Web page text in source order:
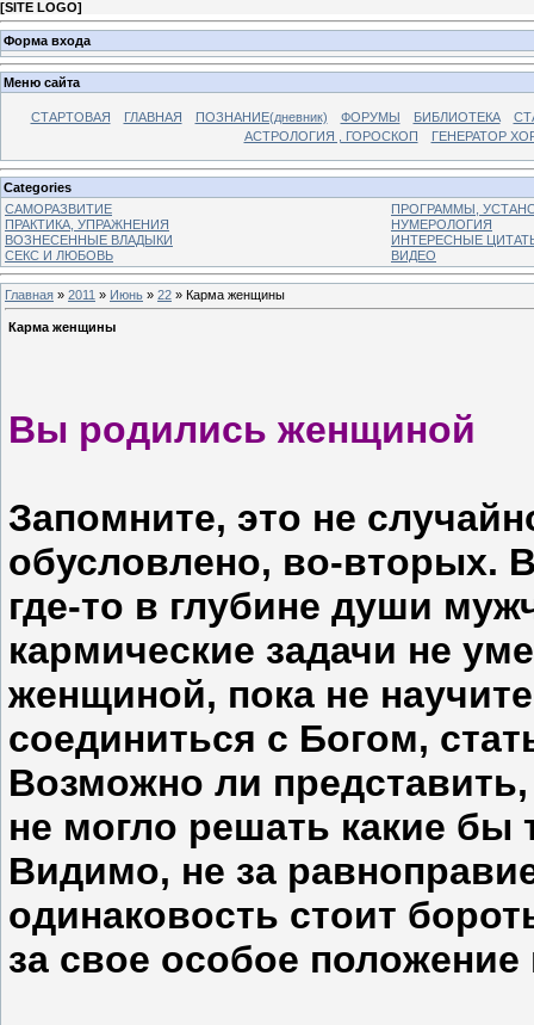
[SITE LOGO]
Форма входа
Меню сайта
СТАРТОВАЯ ГЛАВНАЯ ПОЗНАНИЕ(дневник) ФОРУМЫ БИБЛИОТЕКА
АСТРОЛОГИЯ , ГОРОСКОП
ГЕНЕРАТОР
Categories
САМОРАЗВИТИЕ
ПРОГРАММЫ,
ПРАКТИКА, УПРАЖНЕНИЯ
НУМЕРОЛОГИЯ
ВОЗНЕСЕННЫЕ ВЛАДЫКИ
ИНТЕРЕСНЫЕ
СЕКС И ЛЮБОВЬ
ВИДЕО
Главная » 2011 » Июнь » 22 » Карма женщины
Карма женщины
Вы родились женщиной
Запомните, это не
обусловлено, во-вторых.
где-то в глубине души
кармические задачи не
женщиной, пока не
соединиться с Богом,
Возможно ли
не могло решать какие бы
Видимо, не за
одинаковость стоит
за свое особое